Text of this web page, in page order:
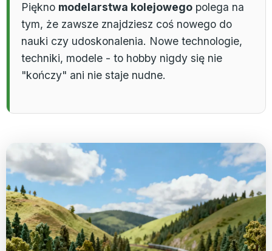
Piękno modelarstwa kolejowego polega na
tym, że zawsze znajdziesz coś nowego do
nauki czy udoskonalenia. Nowe technologie,
techniki, modele - to hobby nigdy się nie
"kończy" ani nie staje nudne.